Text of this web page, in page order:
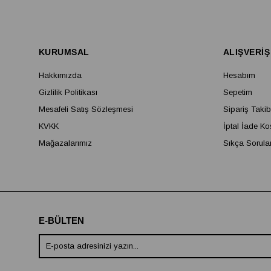
KURUMSAL
Hakkımızda
Gizlilik Politikası
Mesafeli Satış Sözleşmesi
KVKK
Mağazalarımız
ALIŞVERİŞ
Hesabım
Sepetim
Sipariş
İptal İade
Sıkça
E-BÜLTEN